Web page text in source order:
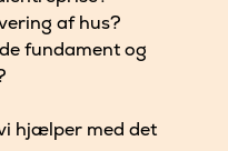
af hus?
fundament og
hjælper med det